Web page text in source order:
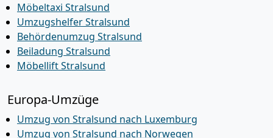
Möbeltaxi Stralsund
Umzugshelfer Stralsund
Behördenumzug Stralsund
Beiladung Stralsund
Möbellift Stralsund
Europa-Umzüge
Umzug von Stralsund nach Luxemburg
Umzug von Stralsund nach Norwegen